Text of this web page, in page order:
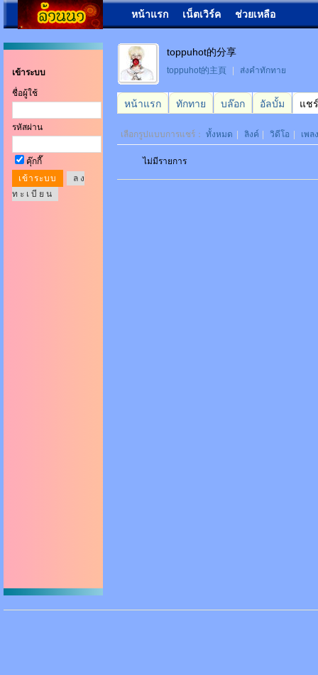
หน้าแรก เน็ตเวิร์ค ช่วยเหลือ
เข้าระบบ
ชื่อผู้ใช้
รหัสผ่าน
คุ๊กกี๊
ล ง
ท ะ เ บี ย น
toppuhot的分享
toppuhot的主頁 ส่งคำทักทาย
หน้าแรก ทักทาย บล๊อก อัลบั้ม แชร์
เลือกรูปแบบการแชร์： ทั้งหมด ลิงค์ วิดีโอ เพลง
ไม่มีรายการ